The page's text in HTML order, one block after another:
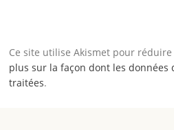
Ce site utilise Akismet pour
plus sur la façon dont les données
traitées.